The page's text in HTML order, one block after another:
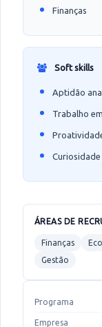
Finanças
Soft skills
Aptidão
Trabalho
Curiosidade
ÁREAS DE
Finanças
Gestão
Programa
Empresa